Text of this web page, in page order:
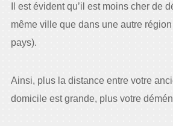
Il est évident qu’il est moins cher de
même ville que dans une autre
pays).
Ainsi, plus la distance entre votre
domicile est grande, plus votre